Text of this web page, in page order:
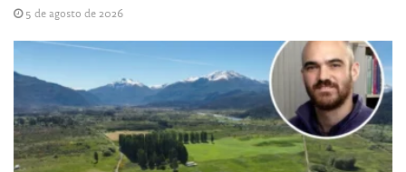
5 de agosto de 2026